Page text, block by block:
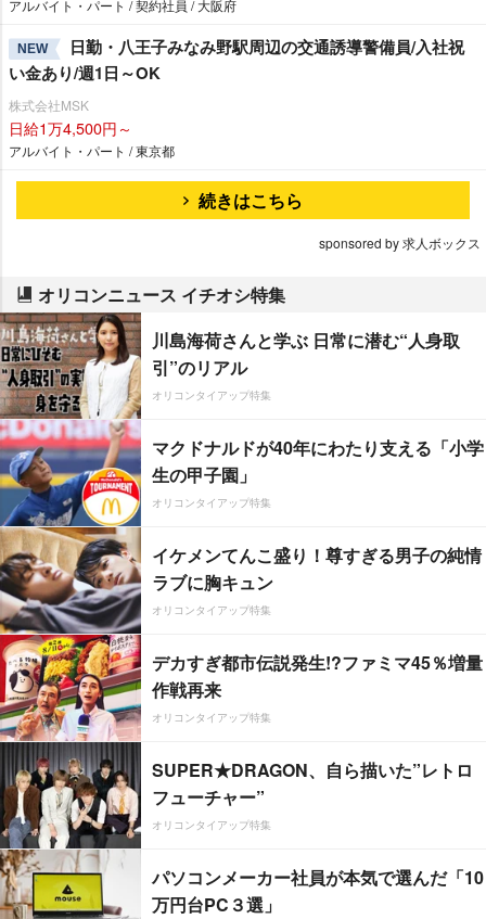
アルバイト・パート / 契約社員 / 大阪府
NEW
日勤・八王子みなみ野駅周辺の交通誘導警備員/入社祝
い金あり/週1日～OK
株式会社MSK
日給1万4,500円～
アルバイト・パート / 東京都
続きはこちら
sponsored by 求人ボックス
オリコンニュース イチオシ特集
川島海荷さんと学ぶ 日常に潜む“人身取
引”のリアル
オリコンタイアップ特集
マクドナルドが40年にわたり支える「小学
生の甲子園」
オリコンタイアップ特集
イケメンてんこ盛り！尊すぎる男子の純情
ラブに胸キュン
オリコンタイアップ特集
デカすぎ都市伝説発生!?ファミマ45％増量
作戦再来
オリコンタイアップ特集
SUPER★DRAGON、自ら描いた”レトロ
フューチャー”
オリコンタイアップ特集
パソコンメーカー社員が本気で選んだ「10
万円台PC３選」